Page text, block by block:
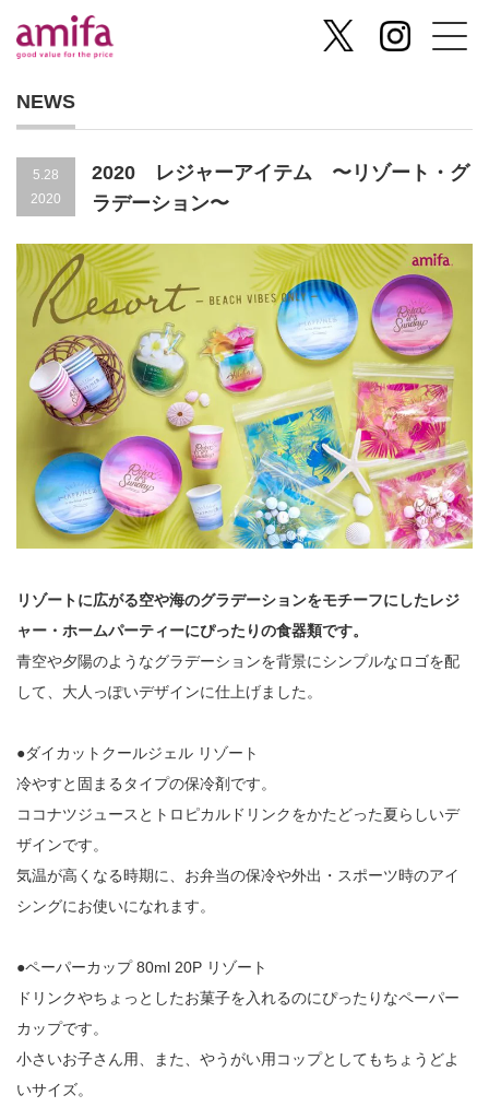
NEWS
5.28
2020
2020 レジャーアイテム 〜リゾート・グ
ラデーション〜
リゾートに広がる空や海のグラデーションをモチーフにしたレジ
ャー・ホームパーティーにぴったりの食器類です。
青空や夕陽のようなグラデーションを背景にシンプルなロゴを配
して、大人っぽいデザインに仕上げました。
●ダイカットクールジェル リゾート
冷やすと固まるタイプの保冷剤です。
ココナツジュースとトロピカルドリンクをかたどった夏らしいデ
ザインです。
気温が高くなる時期に、お弁当の保冷や外出・スポーツ時のアイ
シングにお使いになれます。
●ペーパーカップ 80ml 20P リゾート
ドリンクやちょっとしたお菓子を入れるのにぴったりなペーパー
カップです。
小さいお子さん用、また、やうがい用コップとしてもちょうどよ
いサイズ。